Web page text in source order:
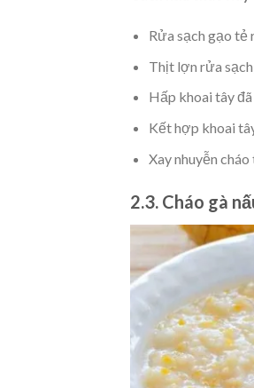
Rửa sạch gạo tẻ
Thịt lợn rửa
Hấp khoai tây
Kết hợp khoai
Xay nhuyễn
2.3. Cháo gà